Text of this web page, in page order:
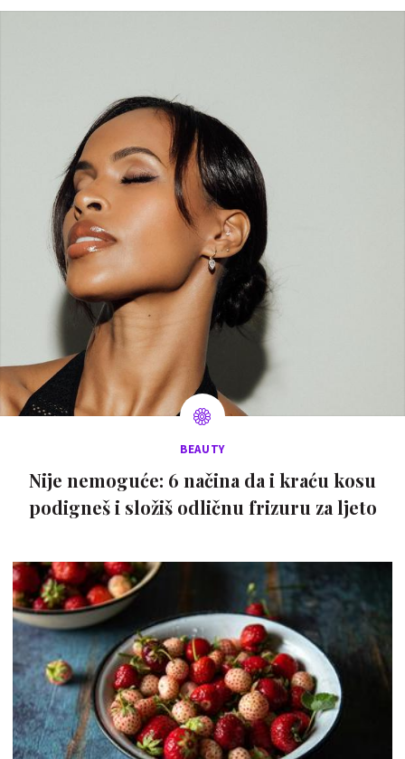
BEAUTY
Nije nemoguće: 6 načina da i kraću kosu
podigneš i složiš odličnu frizuru za ljeto